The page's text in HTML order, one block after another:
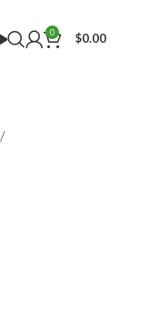
0 $0.00